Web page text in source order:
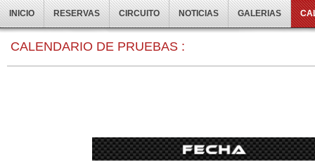
INICIO RESERVAS CIRCUITO NOTICIAS GALERIAS
CALENDARIO DE PRUEBAS :
0:00